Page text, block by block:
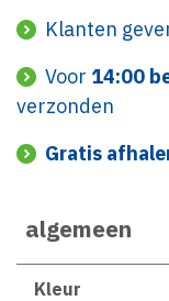
Klanten
Voor 14:00
verzonden
Gratis
algemeen
Kleur